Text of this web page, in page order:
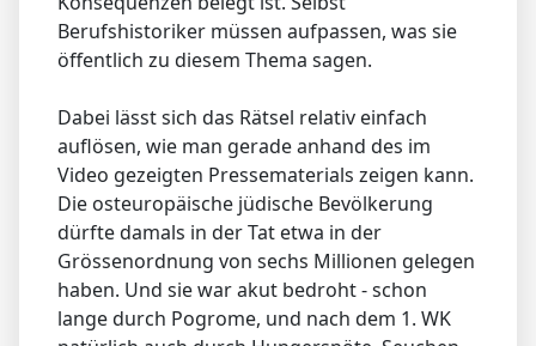
Berufshistoriker müssen aufpassen, was sie
öffentlich zu diesem Thema sagen.
Dabei lässt sich das Rätsel relativ einfach
auflösen, wie man gerade anhand des im
Video gezeigten Pressematerials zeigen kann.
Die osteuropäische jüdische Bevölkerung
dürfte damals in der Tat etwa in der
Grössenordnung von sechs Millionen gelegen
haben. Und sie war akut bedroht - schon
lange durch Pogrome, und nach dem 1. WK